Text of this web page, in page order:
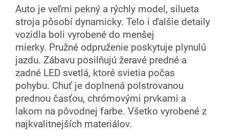
Auto je veľmi pekný a rýchly model, silueta
stroja pôsobí dynamicky. Telo i ďalšie detaily
vozidla boli vyrobené do menšej
mierky. Pružné odpruženie poskytuje plynulú
jazdu. Zábavu posilňujú žeravé predné a
zadné LED svetlá, ktoré svietia počas
pohybu. Chuť je doplnená polstrovanou
prednou časťou, chrómovými prvkami a
lakom na pôvodnej farbe. Všetko vyrobené z
najkvalitnejších materiálov.